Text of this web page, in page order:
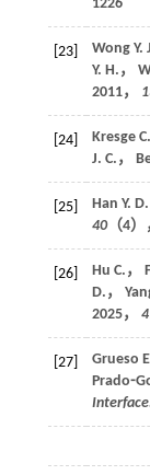
1226
[23]
Wong Y.
Y. H.，
2011，
[24]
Kresge
J. C.，
[25] Han Y.
40（4）
[26]
Hu C.，
D.，
2025，
[27]
Grueso